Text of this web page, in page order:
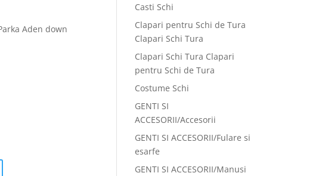
Aden down
Casti Schi
Clapari pentru Schi de Tura
Clapari Schi Tura
Clapari Schi Tura Clapari
pentru Schi de Tura
Costume Schi
GENTI SI
ACCESORII/Accesorii
GENTI SI ACCESORII/Fulare si
esarfe
GENTI SI ACCESORII/Manusi